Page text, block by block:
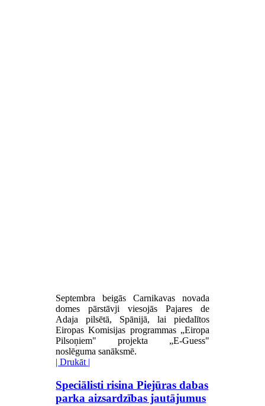
Septembra beigās Carnikavas novada
domes pārstāvji viesojās Pajares de
Adaja pilsētā, Spānijā, lai piedalītos
Eiropas Komisijas programmas „Eiropa
Pilsoņiem" projekta „E-Guess"
noslēguma sanāksmē.
| Drukāt |
Speciālisti risina Piejūras dabas
parka aizsardzības jautājumus